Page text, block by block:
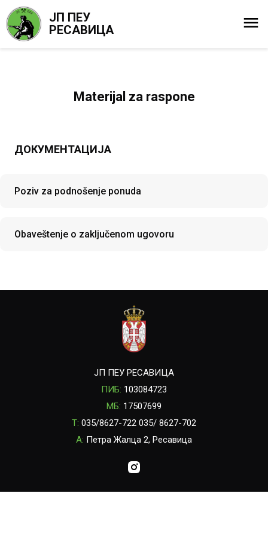
ЈП ПЕУ
РЕСАВИЦА
Materijal za raspone
ДОКУМЕНТАЦИЈА
Poziv za podnošenje ponuda
Obaveštenje o zaključenom ugovoru
ЈП ПЕУ РЕСАВИЦА
ПИБ: 103084723
МБ: 17507699
T: 035/8627-722 035/ 8627-702
A: Петра Жалца 2, Ресавица